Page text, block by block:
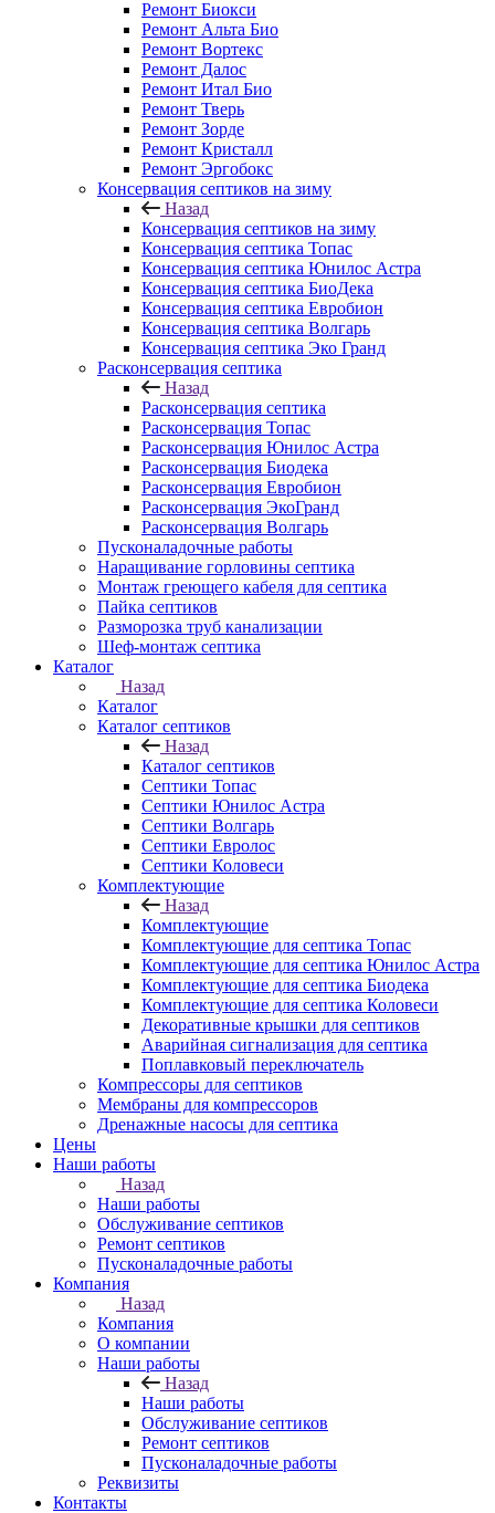
Ремонт Биокси
Ремонт Альта Био
Ремонт Вортекс
Ремонт Далос
Ремонт Итал Био
Ремонт Тверь
Ремонт Зорде
Ремонт Кристалл
Ремонт Эргобокс
Консервация септиков на зиму
Назад
Консервация септиков на зиму
Консервация септика Топас
Консервация септика Юнилос Астра
Консервация септика БиоДека
Консервация септика Евробион
Консервация септика Волгарь
Консервация септика Эко Гранд
Расконсервация септика
Назад
Расконсервация септика
Расконсервация Топас
Расконсервация Юнилос Астра
Расконсервация Биодека
Расконсервация Евробион
Расконсервация ЭкоГранд
Расконсервация Волгарь
Пусконаладочные работы
Наращивание горловины септика
Монтаж греющего кабеля для септика
Пайка септиков
Разморозка труб канализации
Шеф-монтаж септика
Каталог
Назад
Каталог
Каталог септиков
Назад
Каталог септиков
Септики Топас
Септики Юнилос Астра
Септики Волгарь
Септики Евролос
Септики Коловеси
Комплектующие
Назад
Комплектующие
Комплектующие для септика Топас
Комплектующие для септика Юнилос Астра
Комплектующие для септика Биодека
Комплектующие для септика Коловеси
Декоративные крышки для септиков
Аварийная сигнализация для септика
Поплавковый переключатель
Компрессоры для септиков
Мембраны для компрессоров
Дренажные насосы для септика
Цены
Наши работы
Назад
Наши работы
Обслуживание септиков
Ремонт септиков
Пусконаладочные работы
Компания
Назад
Компания
О компании
Наши работы
Назад
Наши работы
Обслуживание септиков
Ремонт септиков
Пусконаладочные работы
Реквизиты
Контакты